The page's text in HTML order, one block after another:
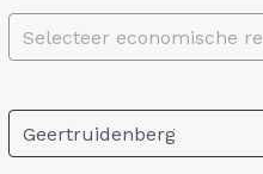
Selecteer economische
Geertruidenberg